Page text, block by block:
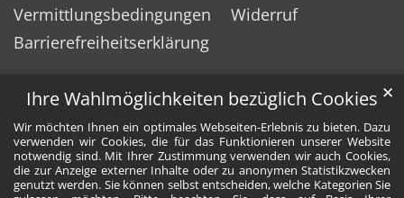
Ihre Wahlmöglichkeiten bezüglich Cookies
Wir möchten Ihnen ein optimales Webseiten-Erlebnis zu bieten. Dazu
verwenden wir Cookies, die für das Funktionieren unserer Website
notwendig sind. Mit Ihrer Zustimmung verwenden wir auch Cookies,
die zur Anzeige externer Inhalte oder zu anonymen Statistikzwecken
genutzt werden. Sie können selbst entscheiden, welche Kategorien Sie
✕
Vermittlungsbedingungen
Widerruf
Barrierefreiheitserklärung